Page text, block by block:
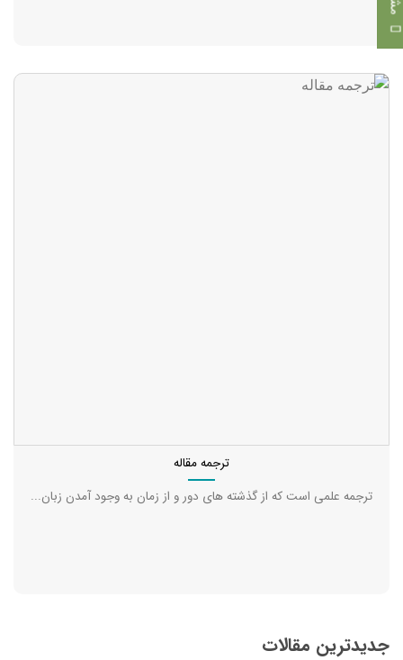
جدیدترین مقالات
ترجمه مقاله
ترجمه علمی است که از گذشته‌ های دور و از زمان به وجود آمدن زبان...